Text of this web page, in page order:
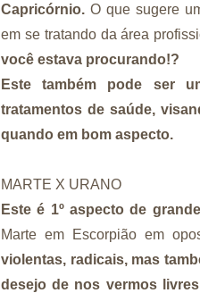
Capricórnio. O que sugere
em se tratando da área
você estava procurando!?
Este também pode ser
tratamentos de saúde,
quando em bom aspecto.
MARTE X URANO
Este é 1º aspecto de
Marte em Escorpião em
violentas, radicais, mas
desejo de nos vermos